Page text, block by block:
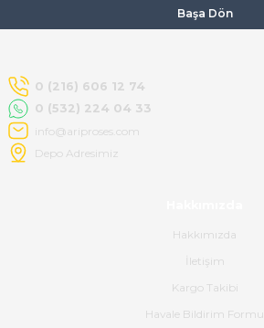
tedirgindim ama saticinin
memnun kaldim. Kesinlikle
tavsiye ederim.
mehidin tahsin | 20/06/2026
Başa Dön
0 (216) 606 12 74
0 (532) 224 04 33
info@ariproses.com
Depo Adresimiz
Hakkımızda
İletişim
Kargo Takibi
Havale Bildirim Formu